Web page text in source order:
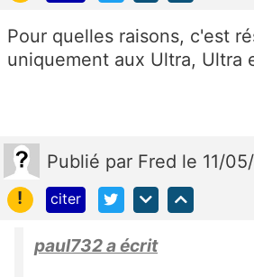
Pour quelles raisons, c'est
uniquement aux Ultra, Ultra
Publié par Fred le 11/
!
citer
paul732 a écrit